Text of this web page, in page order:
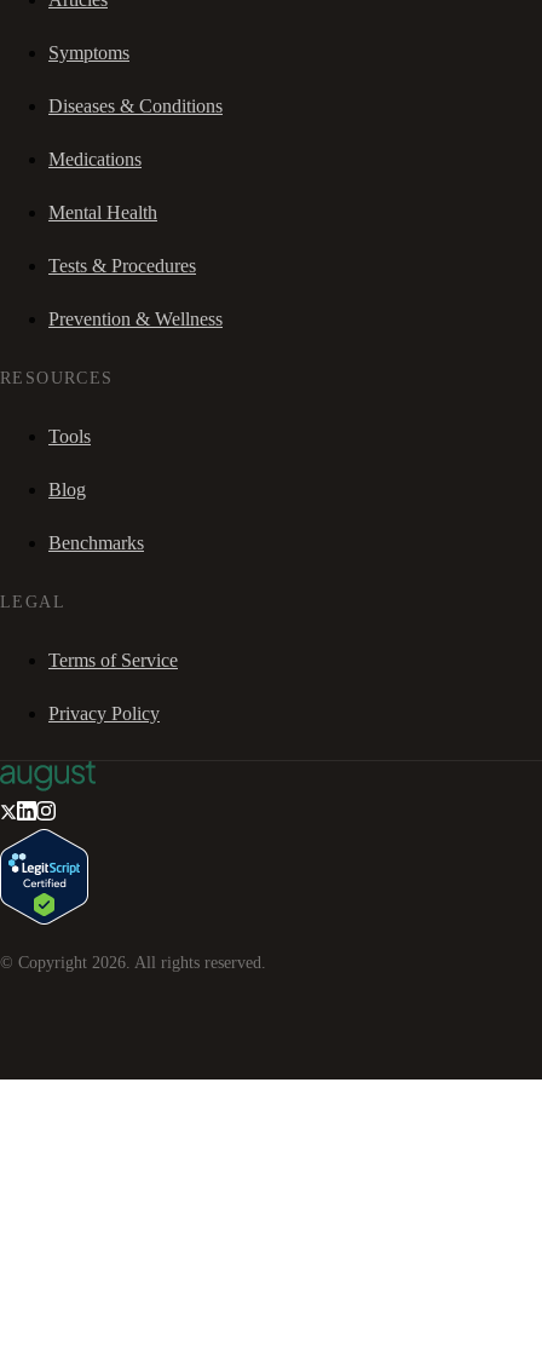
Symptoms
Diseases & Conditions
Medications
Mental Health
Tests & Procedures
Prevention & Wellness
RESOURCES
Tools
Blog
Benchmarks
LEGAL
Terms of Service
Privacy Policy
© Copyright 2026 . All rights reserved.